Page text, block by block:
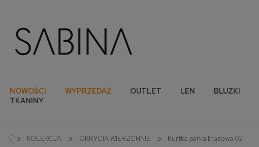
NOWOŚCI WYPRZEDAŻ OUTLET LEN BLUZKI
TKANINY
» KOLEKCJA » OKRYCIA WIERZCHNIE » Kurtka parka brązowa 02